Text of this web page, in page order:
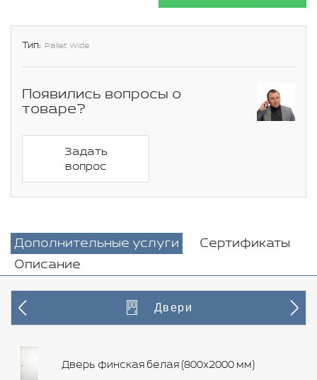
Тип: Pallet Wide
Появились вопросы о
товаре?
Задать
вопрос
Дополнительные услуги
Сертификаты
Описание
Двери
Дверь финская белая (800х2000 мм)